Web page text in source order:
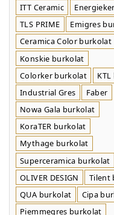
ITT Ceramic
TLS PRIME
Emigres
Ceramica Color burkolat
Konskie burkolat
Colorker burkolat
Industrial Gres
Faber
Nowa Gala burkolat
KoraTER burkolat
Mythage burkolat
Superceramica burkolat
OLIVER DESIGN
Tilent
QUA burkolat
Cipa
Piemmegres burkolat